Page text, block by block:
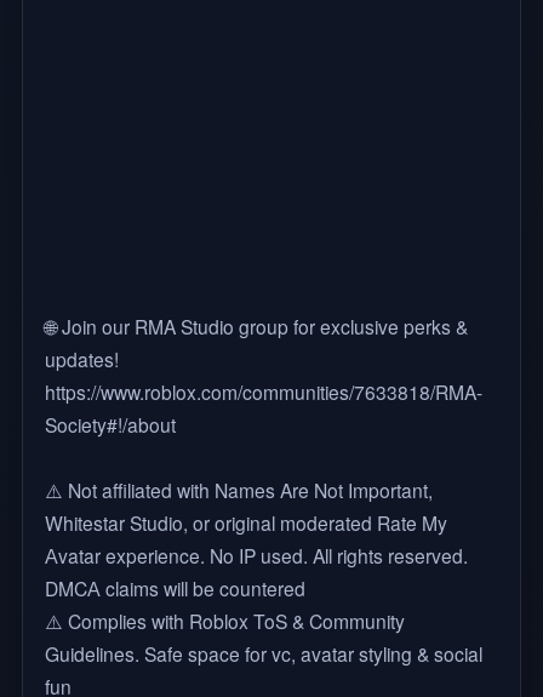
🌐 Join our RMA Studio group for exclusive perks &
updates!
https://www.roblox.com/communities/7633818/RMA-
Society#!/about
⚠️ Not affiliated with Names Are Not Important,
Whitestar Studio, or original moderated Rate My
Аvatar experience. No IP used. All rights reserved.
DMCА claims will be countered
⚠️ Complies with Roblox ToS & Community
Guidelines. Safe space for vc, avatar styling & social
fun